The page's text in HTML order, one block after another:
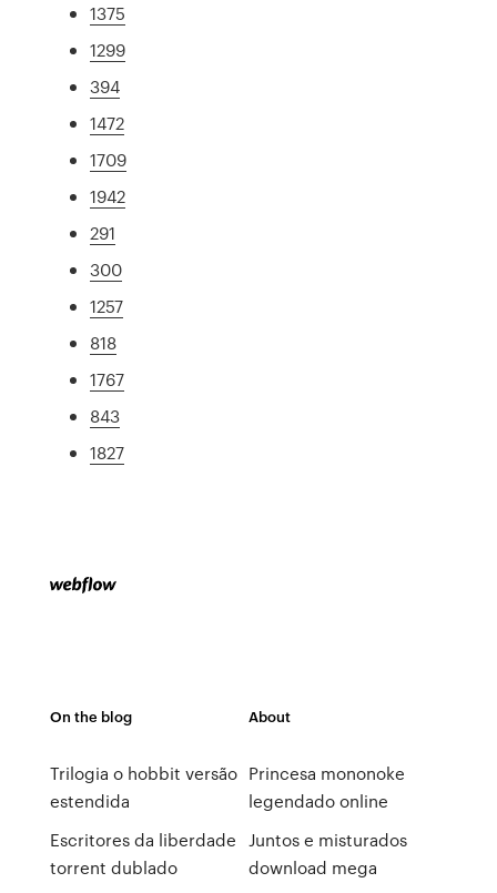
1375
1299
394
1472
1709
1942
291
300
1257
818
1767
843
1827
On the blog
Trilogia o hobbit versão
estendida
Escritores da liberdade
torrent dublado
About
Princesa mononoke
legendado online
Juntos e misturados
download mega